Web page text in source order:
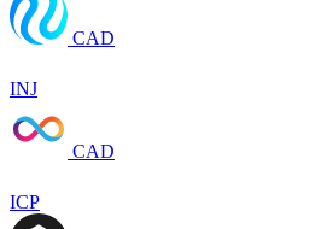
CAD
INJ
CAD
ICP